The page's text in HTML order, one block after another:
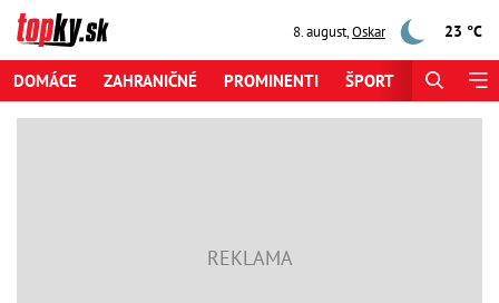
8. august,Oskar 23 °C
DOMÁCE ZAHRANIČNÉ PROMINENTI ŠPORT